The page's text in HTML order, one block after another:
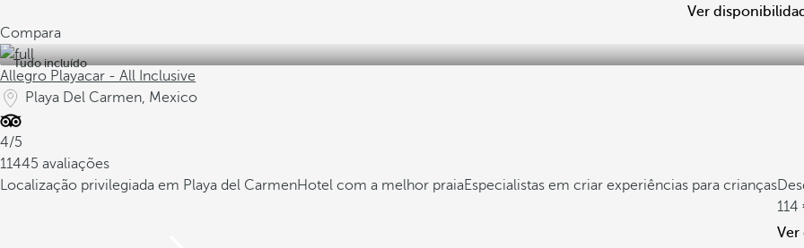
Ver
Compara
Tudo incluído
Allegro Playacar - All Inclusive
Playa Del Carmen, Mexico
4/5
11445 avaliações
Localização privilegiada em Playa del CarmenHotel com a melhor praiaEspecialistas em criar experiências para crianças
114
Ver